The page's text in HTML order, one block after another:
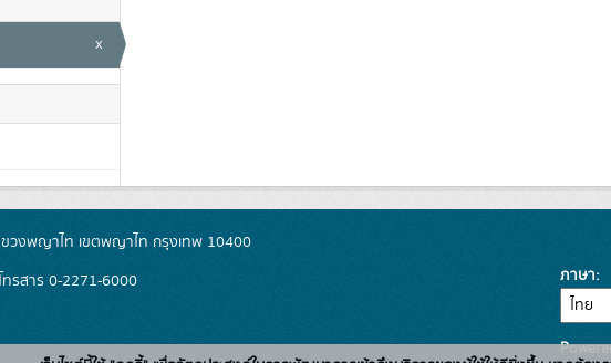
x
วงพญาไท เขตพญาไท กรุงเทพ 10400
รสาร 0-2271-6000
ภาษา